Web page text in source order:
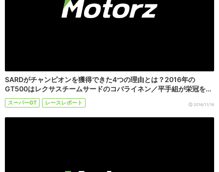
SARDがチャンピオンを獲得できた4つの理由とは？2016年の
GT500はレクサスチームサードのコバライネン／平手組が栄冠を…
スーパーGT レースレポート 2016/11/16